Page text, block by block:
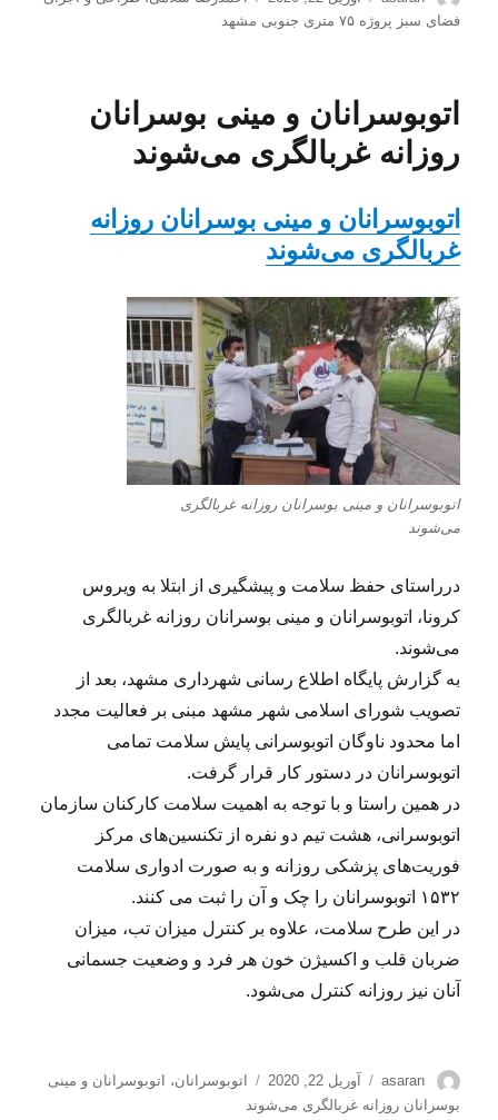
شدهفضای سبز پروژه ۷۵ متری جنوبی مشهد
اتوبوسرانان و مینی بوسرانان
روزانه غربالگری می‌شوند
اتوبوسرانان و مینی بوسرانان روزانه
غربالگری می‌شوند
اتوبوسرانان و مینی بوسرانان روزانه غربالگری
می‌شوند
درراستای حفظ سلامت و پیشگیری از ابتلا به ویروس
کرونا، اتوبوسرانان و مینی بوسرانان روزانه غربالگری
می‌شوند.
به گزارش پایگاه اطلاع رسانی شهرداری مشهد، بعد از
تصویب شورای اسلامی شهر مشهد مبنی بر فعالیت مجدد
اما محدود ناوگان اتوبوسرانی پایش سلامت تمامی
اتوبوسرانان در دستور کار قرار گرفت.
در همین راستا و با توجه به اهمیت سلامت کارکنان سازمان
اتوبوسرانی، هشت تیم دو نفره از تکنسین‌های مرکز
فوریت‌های پزشکی روزانه و به صورت ادواری سلامت
۱۵۳۲ اتوبوسرانان را چک و آن ‌را ثبت می کنند.
در این طرح سلامت، علاوه بر کنترل میزان تب، میزان
ضربان قلب و اکسیژن خون هر فرد و وضعیت جسمانی
آنان نیز روزانه کنترل می‌شود.
نویسنده
asaran
ارسال
شده
آوریل 22, 2020 برچسب‌ها
اتوبوسرانان، اتوبوسرانان و مینی
بوسرانان روزانه غربالگری می‌شوند